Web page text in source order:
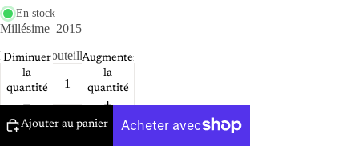
En stock
Millésime 2015
Format Bouteille 75cl
Diminuer
la
quantité
Augmenter
la
quantité
Ajouter au panier